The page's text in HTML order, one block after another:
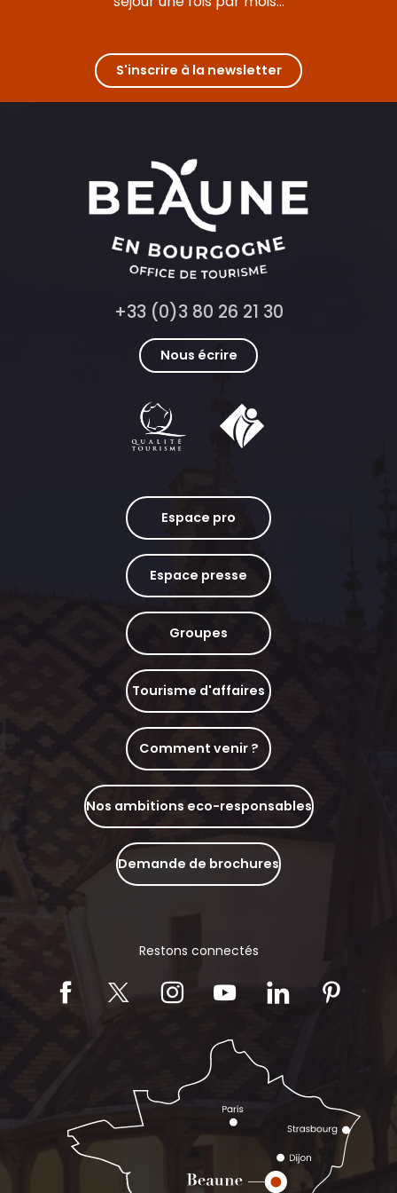
Alain Hess - Maître Fromager
Charlotte FromontS'inscrire à la newsletter
+33 (0)3 80 26 21 30
Nous écrire
Espace pro
Espace presse
Groupes
Tourisme d'affaires
Comment venir ?
Nos ambitions eco-responsables
Demande de brochures
Restons connectés